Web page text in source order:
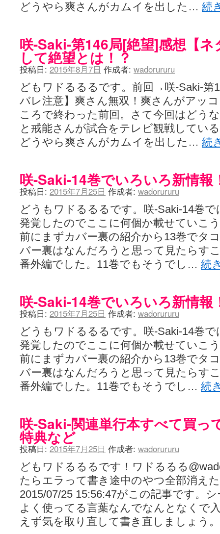
どうやら爽さんがカムイを出した… 続
咲-Saki-第146局[絶望]感想【
して絶望とは！？
投稿日: 2015年8月7日 作成者: wadorururu
どもワドるるるです。前回→咲-Saki-第
バレ注意】爽さん無双！爽さんがアッ
ころで終わった前回。さて今回はどう
と戒能さんが試合をテレビ観戦してい
どうやら爽さんがカムイを出した… 続
咲-Saki-14巻でいろいろ新情報
投稿日: 2015年7月25日 作成者: wadorururu
どうもワドるるるです。咲-Saki-14巻
発覚したのでここに何個か載せていこ
前にまずカバー裏の紹介から13巻でタ
バー裏はなんだろうと思って見たらす
番外編でした。11巻でもそうでし… 続
咲-Saki-14巻でいろいろ新情報
投稿日: 2015年7月25日 作成者: wadorururu
どうもワドるるるです。咲-Saki-14巻
発覚したのでここに何個か載せていこ
前にまずカバー裏の紹介から13巻でタ
バー裏はなんだろうと思って見たらす
番外編でした。11巻でもそうでし… 続
咲-Saki-関連単行本すべて買っ
特典など
投稿日: 2015年7月25日 作成者: wadorururu
どもワドるるるです！ワドるるる
たらエラって書き途中のやつ全部消え
2015/07/25 15:56:47がこの記事です。
よく使ってる言葉なんでなんとなくで
えず気を取り直して書き直しましょう